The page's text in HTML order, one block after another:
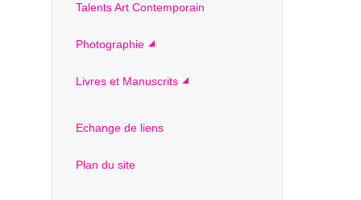
Talents Art Contemporain
Photographie
Livres et Manuscrits
Echange de liens
Plan du site